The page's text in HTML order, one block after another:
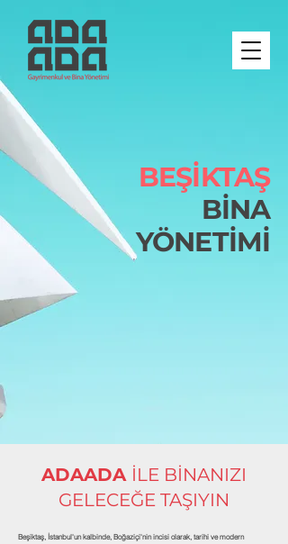
BEŞİKTAŞ
BİNA
YÖNETİMİ
ADAADA İLE BİNANIZI
GELECEĞE TAŞIYIN
Beşiktaş, İstanbul'un kalbinde, Boğaziçi'nin incisi olarak, tarihi ve modern